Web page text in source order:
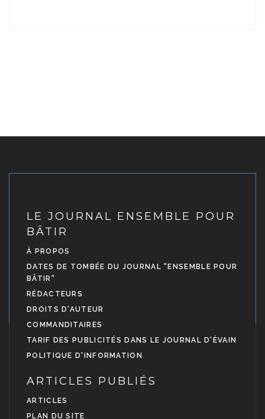
LE JOURNAL ENSEMBLE POUR
BÂTIR
À PROPOS
DATES DE TOMBÉE DU JOURNAL "ENSEMBLE POUR
BÂTIR"
RÉDACTEURS
DROITS D'AUTEUR
COMMANDITAIRES
TARIF DES PUBLICITÉS DANS LE JOURNAL D'ÉVAIN
POLITIQUE D'INFORMATION
ARTICLES PUBLIÉS
ARTICLES
PLAN DU SITE